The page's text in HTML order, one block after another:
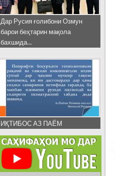
Дар Русия ғолибони Озмун
барои беҳтарин мақола
бахшида...
ИҚТИБОС АЗ ПАЁМ